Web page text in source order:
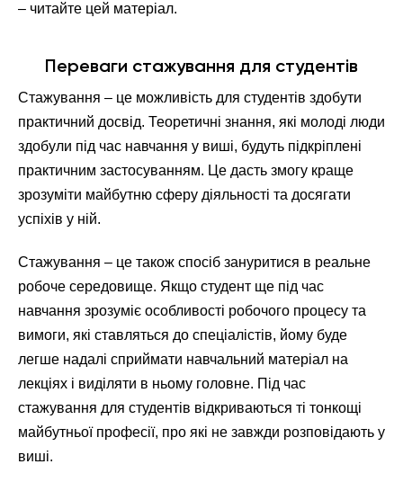
– читайте цей матеріал.
Переваги стажування для студентів
Стажування – це можливість для студентів здобути
практичний досвід. Теоретичні знання, які молоді люди
здобули під час навчання у виші, будуть підкріплені
практичним застосуванням. Це дасть змогу краще
зрозуміти майбутню сферу діяльності та досягати
успіхів у ній.
Стажування – це також спосіб зануритися в реальне
робоче середовище. Якщо студент ще під час
навчання зрозуміє особливості робочого процесу та
вимоги, які ставляться до спеціалістів, йому буде
легше надалі сприймати навчальний матеріал на
лекціях і виділяти в ньому головне. Під час
стажування для студентів відкриваються ті тонкощі
майбутньої професії, про які не завжди розповідають у
виші.